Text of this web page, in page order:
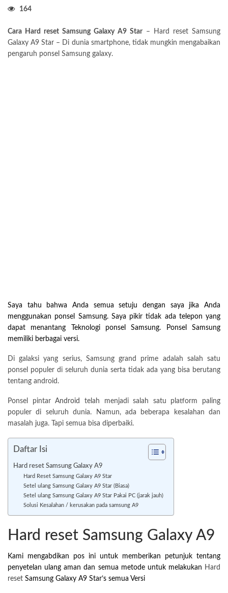
164
Cara Hard reset Samsung Galaxy A9 Star – Hard reset Samsung
Galaxy A9 Star – Di dunia smartphone, tidak mungkin mengabaikan
pengaruh ponsel Samsung galaxy.
Saya tahu bahwa Anda semua setuju dengan saya jika Anda
menggunakan ponsel Samsung. Saya pikir tidak ada telepon yang
dapat menantang Teknologi ponsel Samsung. Ponsel Samsung
memiliki berbagai versi.
Di galaksi yang serius, Samsung grand prime adalah salah satu
ponsel populer di seluruh dunia serta tidak ada yang bisa berutang
tentang android.
Ponsel pintarAndroid
telah menjadi salah satu platform paling
populer di seluruh dunia. Namun, ada beberapa kesalahan dan
masalah juga. Tapi semua bisa diperbaiki.
Daftar Isi
Hard reset Samsung Galaxy A9
Hard Reset Samsung Galaxy A9 Star
Setel ulang Samsung Galaxy A9 Star (Biasa)
Setel ulang Samsung Galaxy A9 Star Pakai PC (jarak jauh)
Solusi Kesalahan / kerusakan pada samsung A9
Hard reset Samsung Galaxy A9
Kami mengabdikan pos ini untuk memberikan petunjuk tentang
penyetelan ulang aman dan semua metode untuk melakukan Hard
reset Samsung Galaxy A9 Star’s semua Versi